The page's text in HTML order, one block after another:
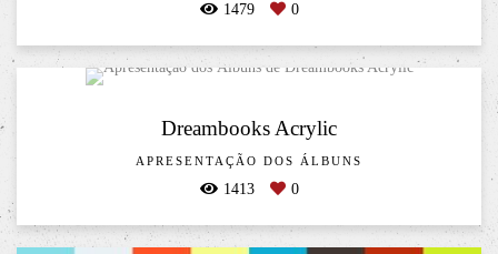
1479 0
Dreambooks Acrylic
APRESENTAÇÃO DOS ÁLBUNS
1413 0